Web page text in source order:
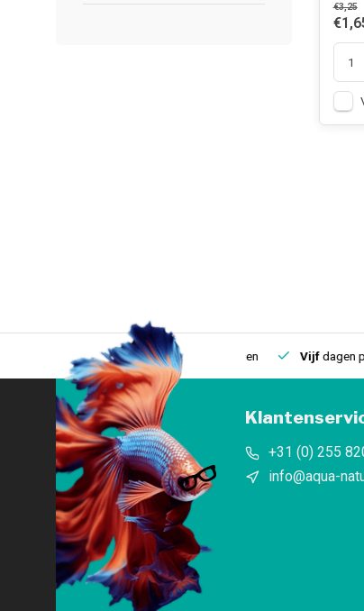
€3,25
Eenfysieke winkelin IJmuiden Vijfdagen per
+31 (0) 255
info@aqua-